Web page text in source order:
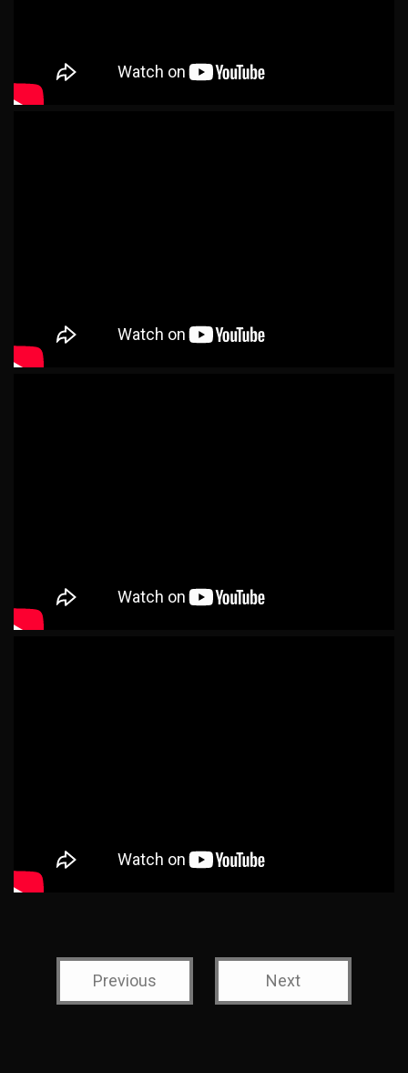
Previous Next